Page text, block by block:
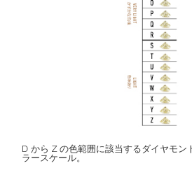
D から Z の色範囲に該当するダイヤモン
ラースケール。